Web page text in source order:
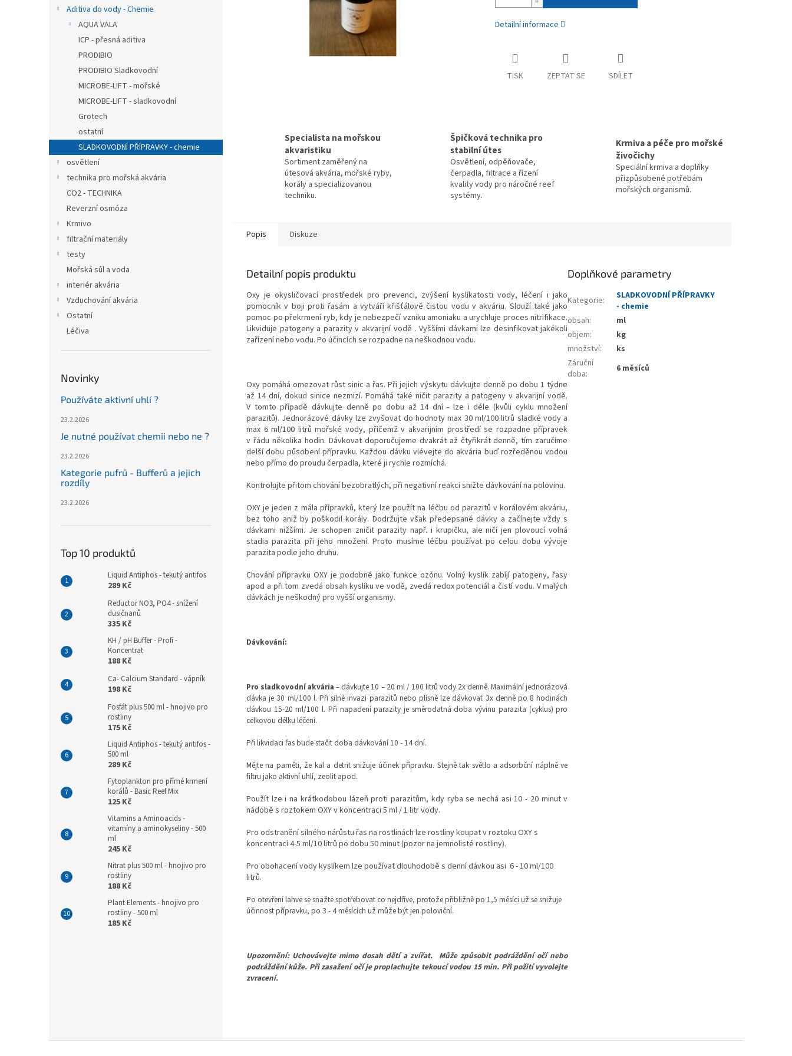
Aditiva do vody - Chemie
AQUA VALA
ICP - přesná aditiva
PRODIBIO
PRODIBIO Sladkovodní
MICROBE-LIFT - mořské
MICROBE-LIFT - sladkovodní
Grotech
ostatní
SLADKOVODNÍ PŘÍPRAVKY - chemie
osvětlení
technika pro mořská akvária
CO2 - TECHNIKA
Reverzní osmóza
Krmivo
filtrační materiály
testy
Mořská sůl a voda
interiér akvária
Vzduchování akvária
Ostatní
Léčiva
Novinky
Používáte aktivní uhlí ?
23.2.2026
Je nutné používat chemii nebo ne ?
23.2.2026
Kategorie pufrů - Bufferů a jejich
rozdíly
23.2.2026
Top 10 produktů
Liquid Antiphos - tekutý antifos
289 Kč
Reductor NO3, PO4 - snížení
dusičnanů
335 Kč
KH / pH Buffer - Profi -
Koncentrat
188 Kč
Ca- Calcium Standard - vápník
198 Kč
Fosfát plus 500 ml - hnojivo pro
rostliny
175 Kč
Liquid Antiphos - tekutý antifos -
500 ml
289 Kč
Fytoplankton pro přímé krmení
korálů - Basic Reef Mix
125 Kč
Vitamins a Aminoacids -
vitamíny a aminokyseliny - 500
ml
245 Kč
Nitrat plus 500 ml - hnojivo pro
rostliny
188 Kč
Plant Elements - hnojivo pro
rostliny - 500 ml
185 Kč
Detailní informace
TISK ZEPTAT SE SDÍLET
Specialista na mořskou
akvaristiku
Sortiment zaměřený na
útesová akvária, mořské ryby,
korály a specializovanou
techniku.
Špičková technika pro
stabilní útes
Osvětlení, odpěňovače,
čerpadla, filtrace a řízení
kvality vody pro náročné reef
systémy.
Krmiva a péče pro mořské
živočichy
Speciální krmiva a doplňky
přizpůsobené potřebám
mořských organismů.
Popis Diskuze
Detailní popis produktu
Oxy je okysličovací prostředek pro prevenci, zvýšení kyslíkatosti vody, léčení i jako
pomocník v boji proti řasám a vytváří křišťálově čistou vodu v akváriu. Slouží také jako
pomoc po překrmení ryb, kdy je nebezpečí vzniku amoniaku a urychluje proces nitrifikace.
Likviduje patogeny a parazity v akvarijní vodě . Vyššími dávkami lze desinfikovat jakékoli
zařízení nebo vodu. Po účincích se rozpadne na neškodnou vodu.
Oxy pomáhá omezovat růst sinic a řas. Při jejich výskytu dávkujte denně po dobu 1 týdne
až 14 dní, dokud sinice nezmizí. Pomáhá také ničit parazity a patogeny v akvarijní vodě.
V tomto případě dávkujte denně po dobu až 14 dní - lze i déle (kvůli cyklu množení
parazitů). Jednorázové dávky lze zvyšovat do hodnoty max 30 ml/100 litrů sladké vody a
max 6 ml/100 litrů mořské vody, přičemž v akvarijním prostředí se rozpadne přípravek
v řádu několika hodin. Dávkovat doporučujeme dvakrát až čtyřikrát denně, tím zaručíme
delší dobu působení přípravku. Každou dávku vlévejte do akvária buď rozředěnou vodou
nebo přímo do proudu čerpadla, které ji rychle rozmíchá.
Kontrolujte přitom chování bezobratlých, při negativní reakci snižte dávkování na polovinu.
OXY je jeden z mála přípravků, který lze použít na léčbu od parazitů v korálovém akváriu,
bez toho aniž by poškodil korály. Dodržujte však předepsané dávky a začínejte vždy s
dávkami nižšími. Je schopen zničit parazity např. i krupičku, ale ničí jen plovoucí volná
stadia parazita při jeho množení. Proto musíme léčbu používat po celou dobu vývoje
parazita podle jeho druhu.
Chování přípravku OXY je podobné jako funkce ozónu. Volný kyslík zabíjí patogeny, řasy
apod a při tom zvedá obsah kyslíku ve vodě, zvedá redox potenciál a čistí vodu. V malých
dávkách je neškodný pro vyšší organismy.
Dávkování:
Pro sladkovodní akvária – dávkujte 10 – 20 ml / 100 litrů vody 2x denně. Maximální jednorázová
dávka je 30 ml/100 l. Při silné invazi parazitů nebo plísně lze dávkovat 3x denně po 8 hodinách
dávkou 15-20 ml/100 l. Při napadení parazity je směrodatná doba vývinu parazita (cyklus) pro
celkovou délku léčení.
Při likvidaci řas bude stačit doba dávkování 10 - 14 dní.
Mějte na paměti, že kal a detrit snižuje účinek přípravku. Stejně tak světlo a adsorbční náplně ve
filtru jako aktivní uhlí, zeolit apod.
Použít lze i na krátkodobou lázeň proti parazitům, kdy ryba se nechá asi 10 - 20 minut v
nádobě s roztokem OXY v koncentraci 5 ml / 1 litr vody.
Pro odstranění silného nárůstu řas na rostlinách lze rostliny koupat v roztoku OXY s
koncentrací 4-5 ml/10 litrů po dobu 50 minut (pozor na jemnolisté rostliny).
Pro obohacení vody kyslíkem lze používat dlouhodobě s denní dávkou asi 6 - 10 ml/100
litrů.
Po otevření lahve se snažte spotřebovat co nejdříve, protože přibližně po 1,5 měsíci už se snižuje
účinnost přípravku, po 3 - 4 měsících už může být jen poloviční.
Upozornění: Uchovávejte mimo dosah dětí a zvířat.
Může způsobit podráždění očí nebo
podráždění kůže. Při zasažení očí je proplachujte tekoucí vodou 15 min. Při požití vyvolejte
zvracení.
Doplňkové parametry
Kategorie:
SLADKOVODNÍ PŘÍPRAVKY
- chemie
obsah:
ml
objem:
kg
množství:
ks
Záruční
doba: 6 měsíců